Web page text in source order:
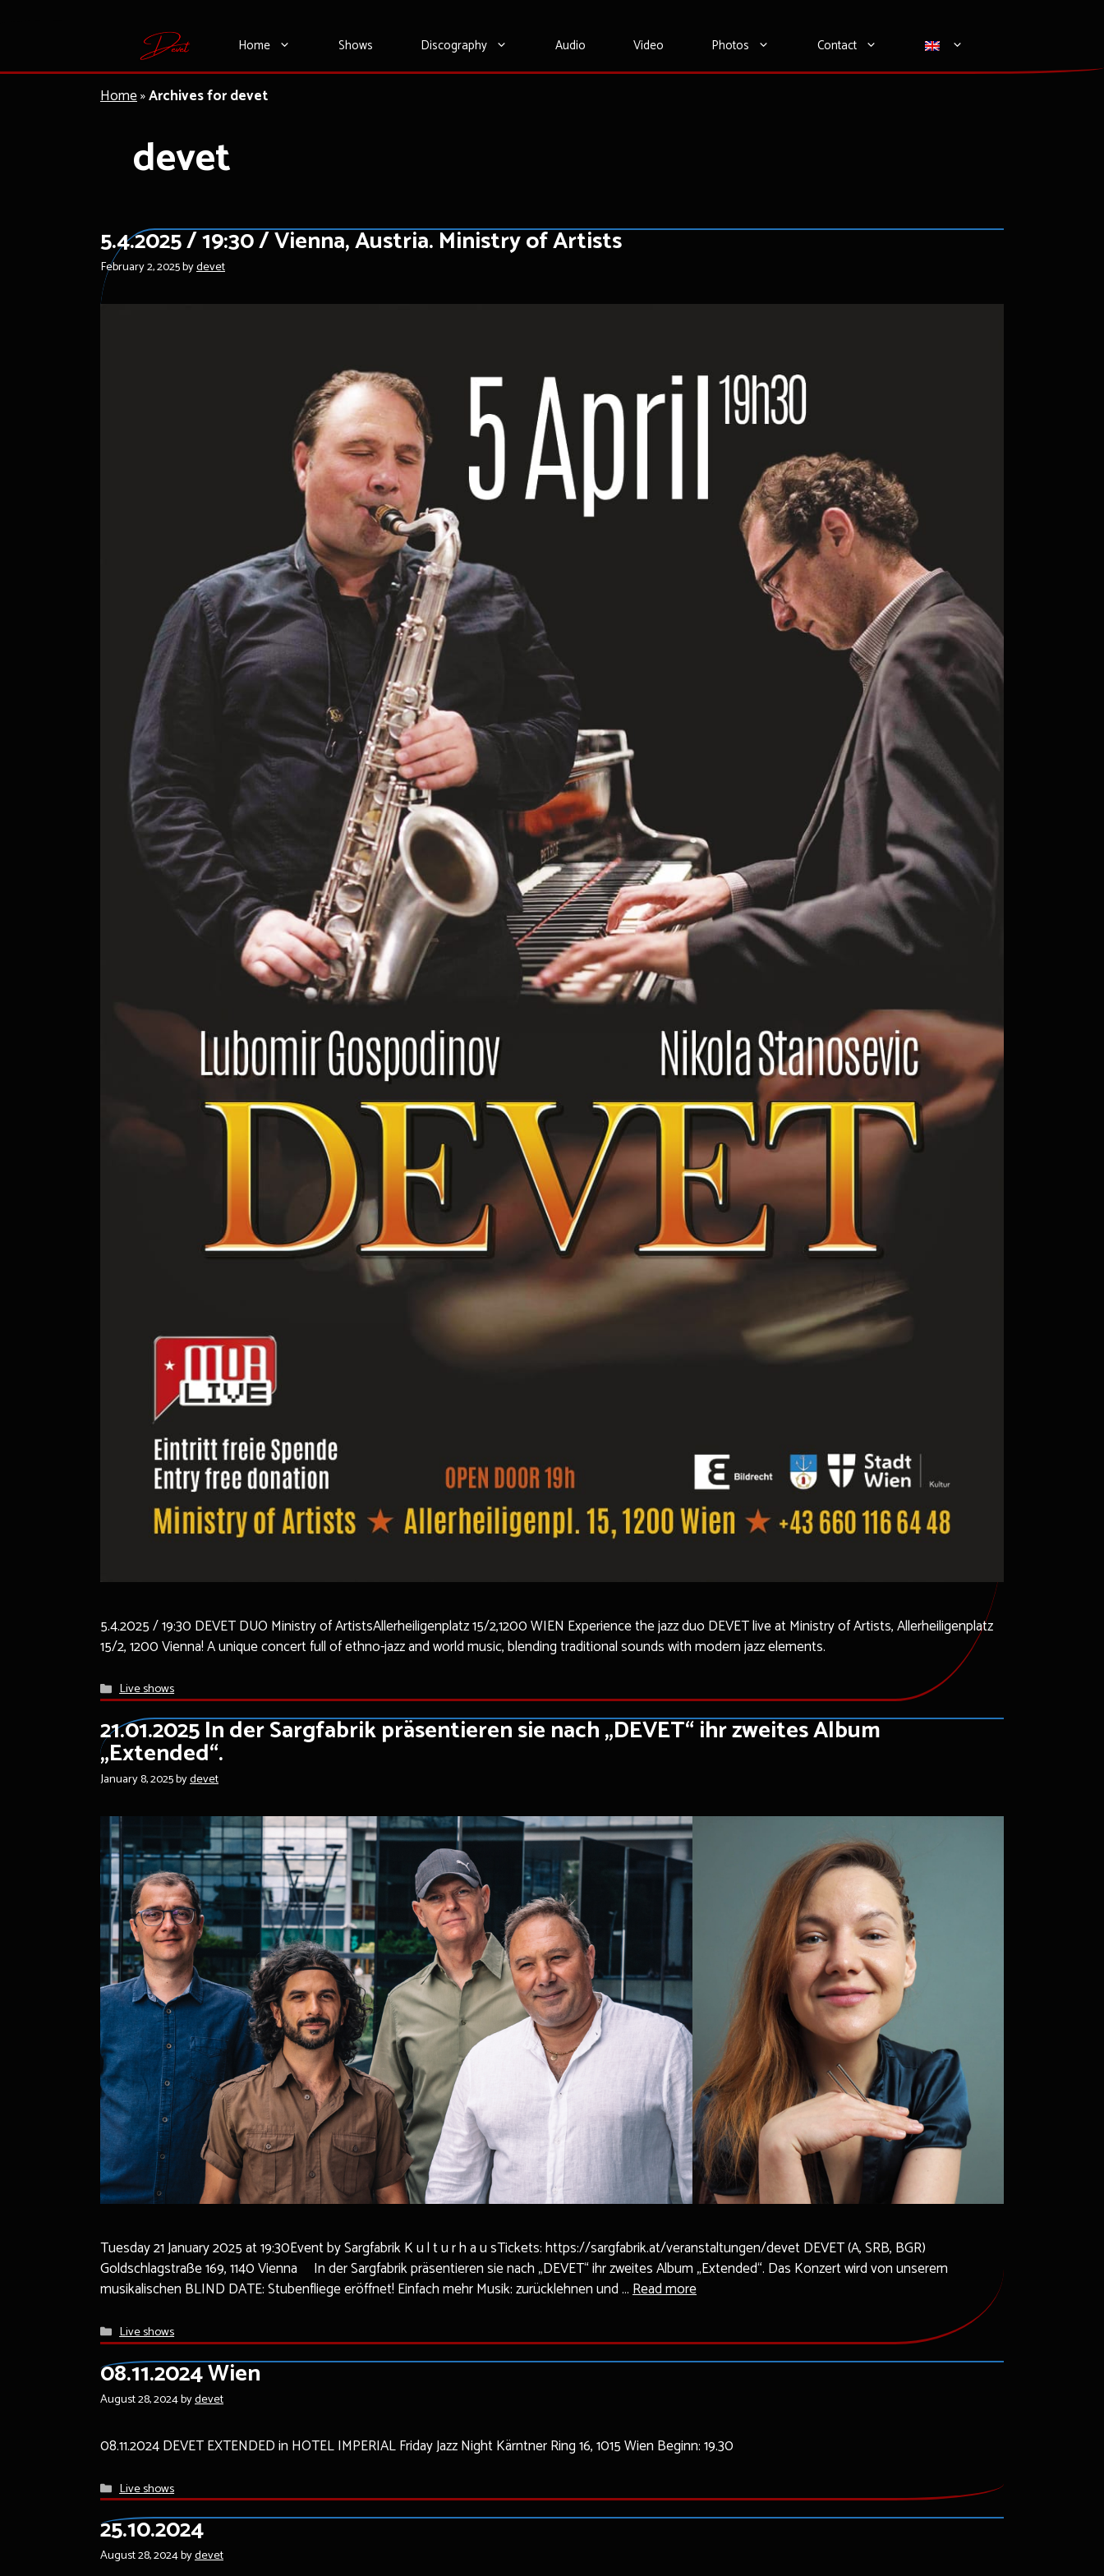
content
Home Shows Discography Audio Video Photos Contact
Home»Archives for devet
devet
5.4.2025 / 19:30 / Vienna, Austria. Ministry of Artists
February 2, 2025bydevet
5.4.2025 / 19:30 DEVET DUO Ministry of ArtistsAllerheiligenplatz 15/2,1200 WIEN Experience the jazz duo DEVET live at Ministry of Artists, Allerheiligenplatz
15/2, 1200 Vienna! A unique concert full of ethno-jazz and world music, blending traditional sounds with modern jazz elements.
Categories
Live shows
21.01.2025 In der Sargfabrik präsentieren sie nach „DEVET“ ihr zweites Album
„Extended“.
January 8, 2025bydevet
Tuesday 21 January 2025 at 19:30Event by Sargfabrik K u l t u r h a u sTickets: https://sargfabrik.at/veranstaltungen/devet DEVET (A, SRB, BGR)
Goldschlagstraße 169, 1140 Vienna In der Sargfabrik präsentieren sie nach „DEVET“ ihr zweites Album „Extended“. Das Konzert wird von unserem
musikalischen BLIND DATE: Stubenfliege eröffnet! Einfach mehr Musik: zurücklehnen und …Read more
Categories
Live shows
08.11.2024 Wien
August 28, 2024bydevet
08.11.2024 DEVET EXTENDED in HOTEL IMPERIAL Friday Jazz Night Kärntner Ring 16, 1015 Wien Beginn: 19.30
Categories
Live shows
25.10.2024
August 28, 2024bydevet